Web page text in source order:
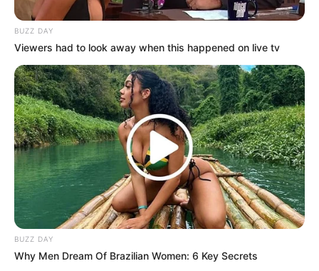
BUZZ DAY
Viewers had to look away when this happened on live tv
BUZZ DAY
Why Men Dream Of Brazilian Women: 6 Key Secrets